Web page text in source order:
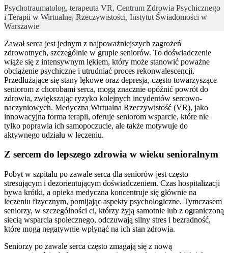
Psychotraumatolog, terapeuta VR, Centrum Zdrowia Psychicznego
i Terapii w Wirtualnej Rzeczywistości, Instytut Świadomości w
Warszawie
Zawał serca jest jednym z najpoważniejszych zagrożeń
zdrowotnych, szczególnie w grupie seniorów. To doświadczenie
wiąże się z intensywnym lękiem, który może stanowić poważne
obciążenie psychiczne i utrudniać proces rekonwalescencji.
Przedłużające się stany lękowe oraz depresja, często towarzyszące
seniorom z chorobami serca, mogą znacznie opóźnić powrót do
zdrowia, zwiększając ryzyko kolejnych incydentów sercowo-
naczyniowych. Medyczna Wirtualna Rzeczywistość (VR), jako
innowacyjna forma terapii, oferuje seniorom wsparcie, które nie
tylko poprawia ich samopoczucie, ale także motywuje do
aktywnego udziału w leczeniu.
Z sercem do lepszego zdrowia w wieku senioralnym
Pobyt w szpitalu po zawale serca dla seniorów jest często
stresującym i dezorientującym doświadczeniem. Czas hospitalizacji
bywa krótki, a opieka medyczna koncentruje się głównie na
leczeniu fizycznym, pomijając aspekty psychologiczne. Tymczasem
seniorzy, w szczególności ci, którzy żyją samotnie lub z ograniczoną
siecią wsparcia społecznego, odczuwają silny stres i bezradność,
które mogą negatywnie wpłynąć na ich stan zdrowia.
Seniorzy po zawale serca często zmagają się z nową